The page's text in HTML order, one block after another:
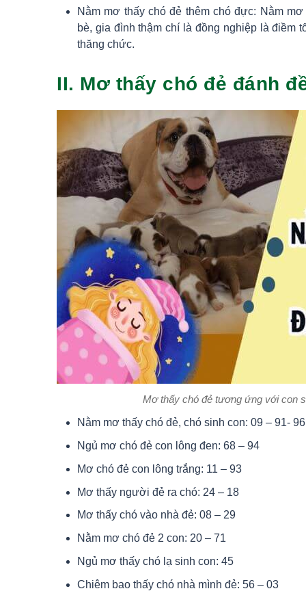
Nằm mơ thấy chó đẻ thêm chó đực: Nằm
bè, gia đình thậm chí là đồng nghiệp là điềm
thăng chức.
II. Mơ thấy chó đẻ đánh
Mơ thấy chó đẻ tương ứng với con
Nằm mơ thấy chó đẻ, chó sinh con: 09 – 91-
Ngủ mơ chó đẻ con lông đen: 68 – 94
Mơ chó đẻ con lông trắng: 11 – 93
Mơ thấy người đẻ ra chó: 24 – 18
Mơ thấy chó vào nhà đẻ: 08 – 29
Nằm mơ chó đẻ 2 con: 20 – 71
Ngủ mơ thấy chó lạ sinh con: 45
Chiêm bao thấy chó nhà mình đẻ: 56 – 03